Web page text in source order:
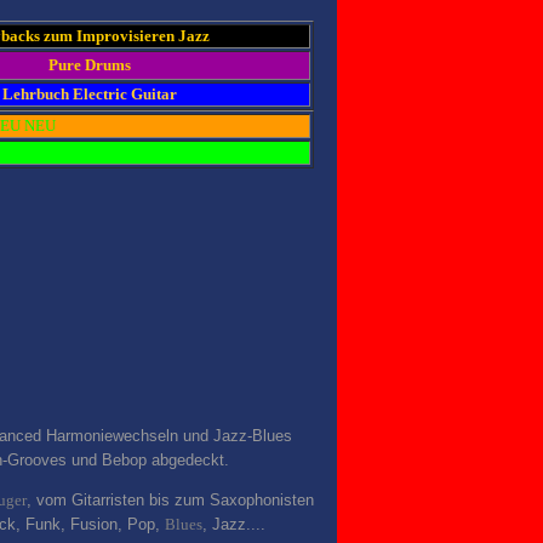
zum Improvisieren Jazz
Pure Drums
Lehrbuch Electric Guitar
NEU
Harmoniewechseln und Jazz-Blues
und Bebop abgedeckt.
, vom Gitarristen bis zum Saxophonisten
Funk, Fusion, Pop, Blues , Jazz....